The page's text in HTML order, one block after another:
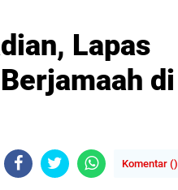
Lapas
di
Komentar ()